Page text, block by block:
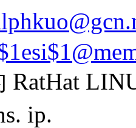
RatHat
ip.